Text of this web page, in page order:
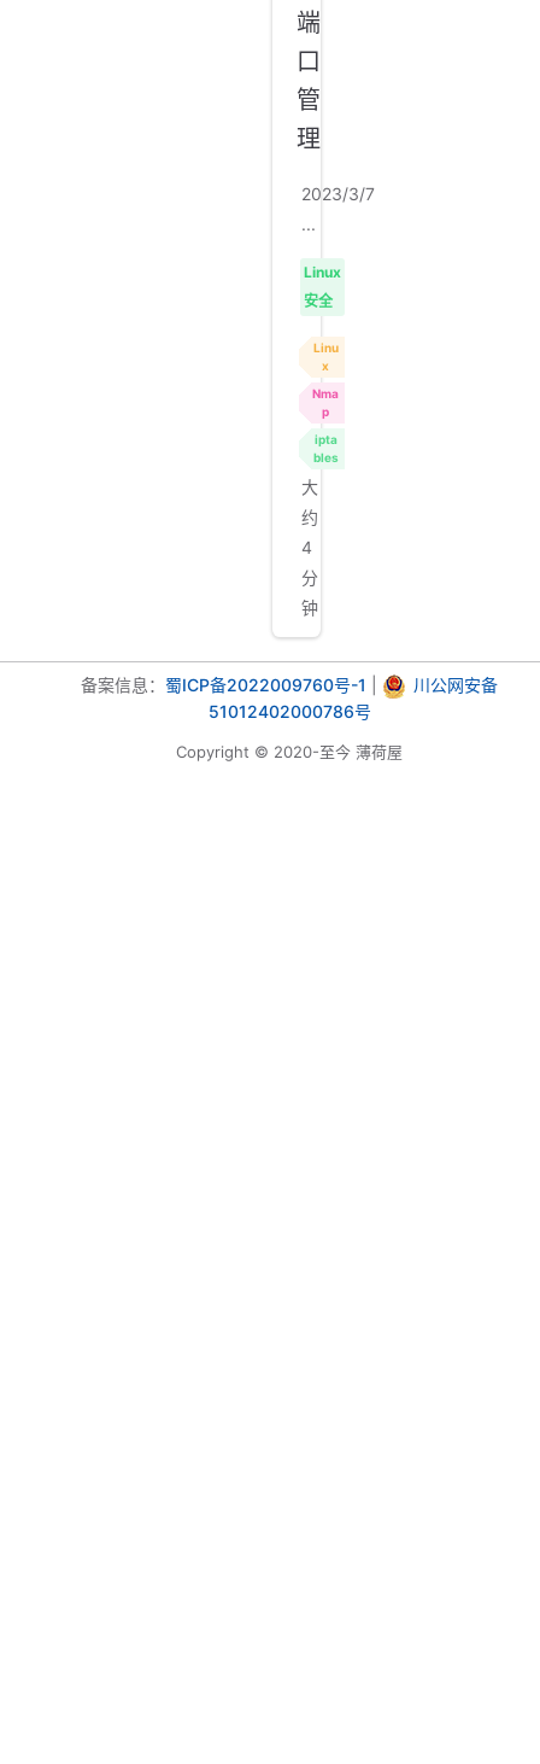
端
口
管
理
2023/3/7
...
Linux
安全
Linu
x
Nma
p
ipta
bles
大
约
4
分
钟
备案信息： 蜀ICP备2022009760号-1
川公网安备
51012402000786号
Copyright © 2020-至今 薄荷屋